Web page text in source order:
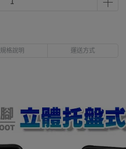
規格說明 運送方式